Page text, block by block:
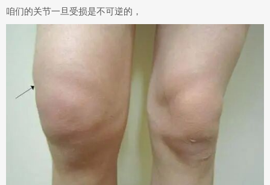
咱们的关节一旦受损是不可逆的，